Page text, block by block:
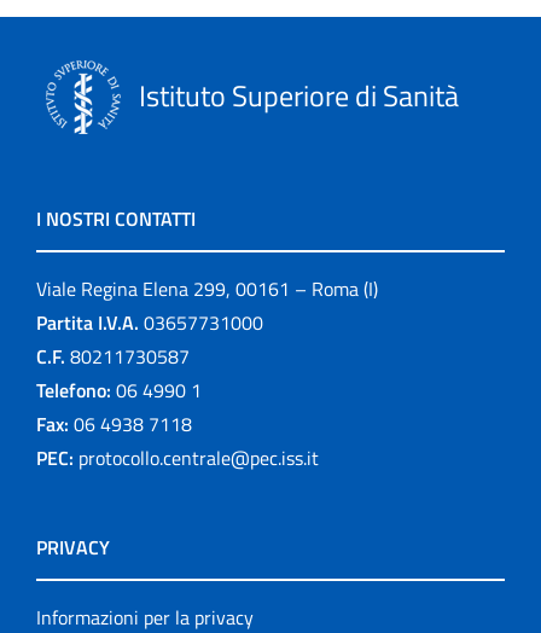
Istituto Superiore di Sanità
I NOSTRI CONTATTI
Viale Regina Elena 299, 00161 – Roma (I)
Partita I.V.A. 03657731000
C.F. 80211730587
Telefono: 06 4990 1
Fax: 06 4938 7118
PEC: protocollo.centrale@pec.iss.it
PRIVACY
Informazioni per la privacy